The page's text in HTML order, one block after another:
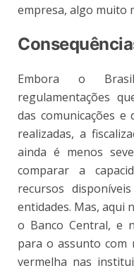
empresa, algo muito
Embora o
regulamentações
das comunicações e
realizadas, a
ainda é menos
comparar a
recursos
entidades. Mas, aqui
o Banco Central, e
para o assunto com
vermelha nas